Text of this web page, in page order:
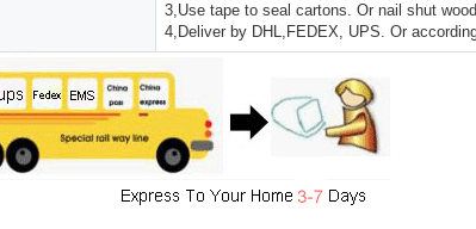
3,Use tape to seal cartons. Or nail shut
4,Deliver by DHL,FEDEX, UPS. Or